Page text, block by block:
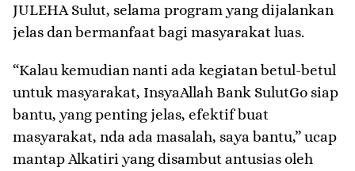
JULEHA Sulut, selama program yang dijalankan
jelas dan bermanfaat bagi masyarakat luas.
“Kalau kemudian nanti ada kegiatan betul-betul
untuk masyarakat, InsyaAllah Bank SulutGo siap
bantu, yang penting jelas, efektif buat
masyarakat, nda ada masalah, saya bantu,” ucap
mantap Alkatiri yang disambut antusias oleh